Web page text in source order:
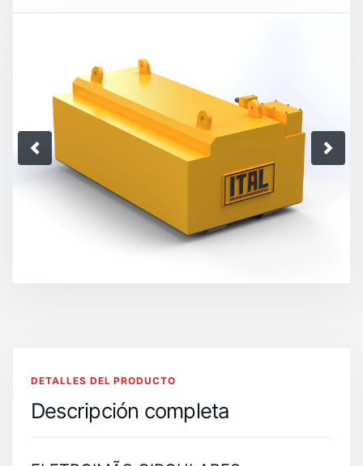
DETALLES DEL PRODUCTO
Descripción completa